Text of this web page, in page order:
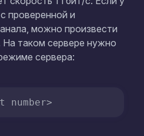
проверенной и
можно произвести
На таком сервере нужно
сервера: